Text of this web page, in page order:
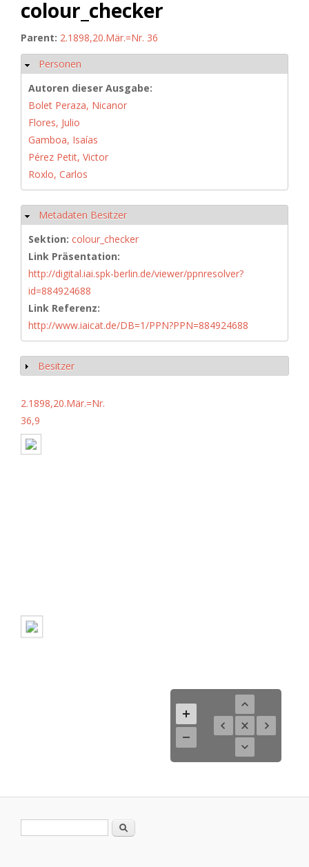
colour_checker
Parent: 2.1898,20.Mär.=Nr. 36
Ausblenden
Personen
Autoren dieser Ausgabe:
Bolet Peraza, Nicanor
Flores, Julio
Gamboa, Isaías
Pérez Petit, Victor
Roxlo, Carlos
Ausblenden
Metadaten Besitzer
Sektion: colour_checker
Link Präsentation:
http://digital.iai.spk-berlin.de/viewer/ppnresolver?
id=884924688
Link Referenz:
http://www.iaicat.de/DB=1/PPN?PPN=884924688
Anzeigen
Besitzer
2.1898,20.Mär.=Nr.
36,9
Suche